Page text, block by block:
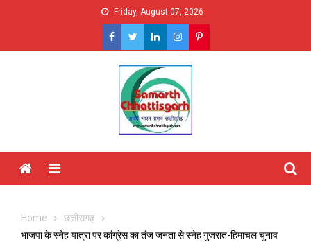
Friday, August 07, 2026
Menu
Home
छत्तीसगढ़
भाजपा के स्नेह यात्रा पर कांग्रेस का तंज जनता से स्नेह गुजरात-हिमाचल चुनाव